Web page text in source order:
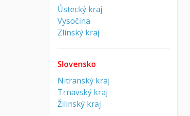
Ústecký kraj
Vysočina
Zlínský kraj
Slovensko
Nitranský kraj
Trnavský kraj
Žilinský kraj